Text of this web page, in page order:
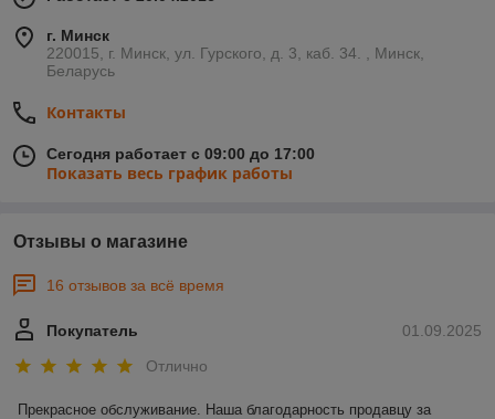
г. Минск
220015, г. Минск, ул. Гурского, д. 3, каб. 34. , Минск,
Беларусь
Контакты
Сегодня работает с 09:00 до 17:00
Показать весь график работы
Отзывы о магазине
16 отзывов за всё время
01.09.2025
Покупатель
Отлично
Прекрасное обслуживание. Наша благодарность продавцу за